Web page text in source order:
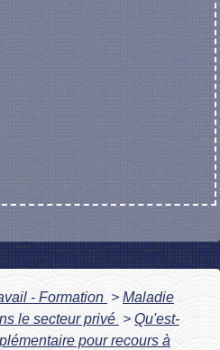
- Formation > Maladie
le secteur privé > Qu'est-
pour recours à